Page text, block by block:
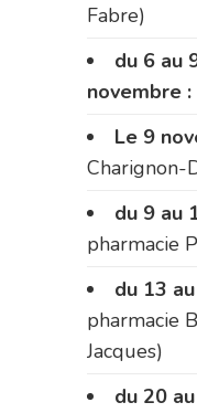
Fabre)
du 6 au
novembre :
Le 9
Charignon-
du 9 au
pharmacie
du 13
pharmacie
Jacques)
du 20